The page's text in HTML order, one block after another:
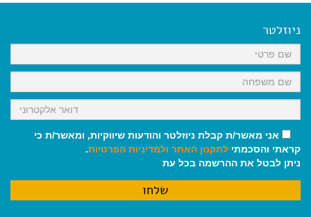
e
k
i
i
t
p
e
m
ניוזלטר
אני מאשר/ת קבלת ניוזלטר והודעות שיווקיות, ומאשר/ת כי
קראתי והסכמתי לתקנון האתר ולמדיניות הפרטיות.
ניתן לבטל את ההרשמה בכל עת